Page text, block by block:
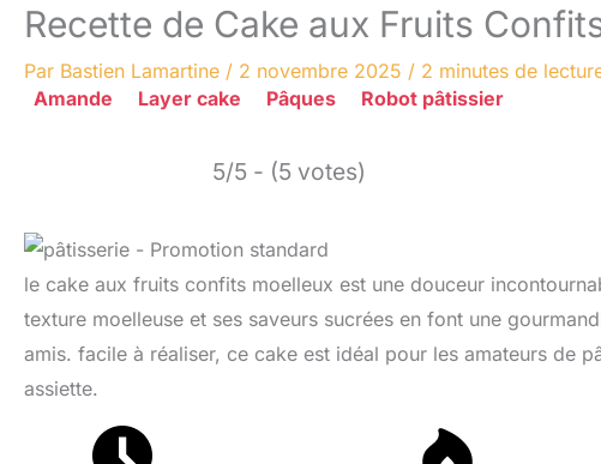
Recette de Cake aux Fruits
Par Bastien Lamartine / 2 novembre 2025 / 2 minutes de
Amande
Layer cake Pâques Robot pâtissier
5/5 - (5 votes)
le cake aux fruits confits moelleux est une douceur
texture moelleuse et ses saveurs sucrées en font une
amis. facile à réaliser, ce cake est idéal pour les amateurs de
assiette.